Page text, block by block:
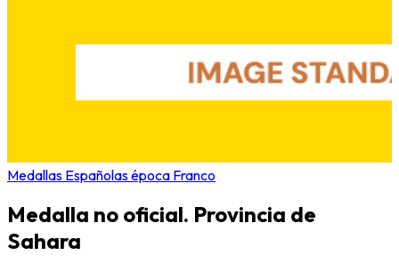
Medallas Españolas época Franco
Medalla no oficial. Provincia de
Sahara